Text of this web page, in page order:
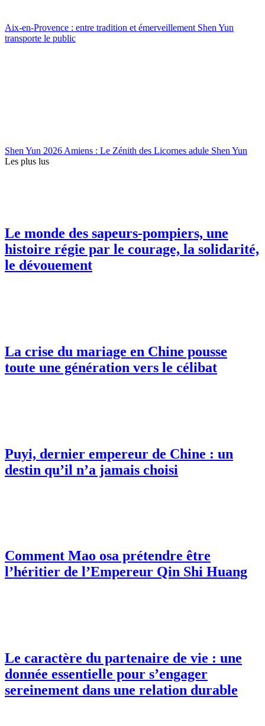
Aix-en-Provence : entre tradition et émerveillement Shen Yun
transporte le public
Shen Yun 2026 Amiens : Le Zénith des Licornes adule Shen Yun
Les plus lus
Le monde des sapeurs-pompiers, une
histoire régie par le courage, la solidarité,
le dévouement
La crise du mariage en Chine pousse
toute une génération vers le célibat
Puyi, dernier empereur de Chine : un
destin qu’il n’a jamais choisi
Comment Mao osa prétendre être
l’héritier de l’Empereur Qin Shi Huang
Le caractère du partenaire de vie : une
donnée essentielle pour s’engager
sereinement dans une relation durable